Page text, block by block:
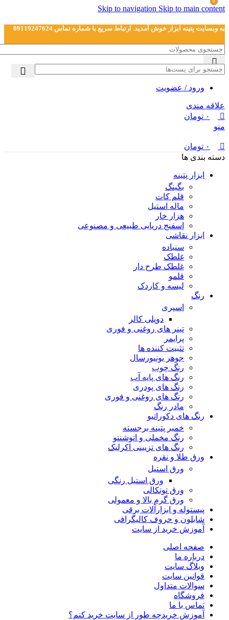
Skip to navigation Skip to main content
به وبسایت پتینه ابزار خوش آمدید. ارتباط سریع با شماره تماس 09119247624
ورود / عضویت
علاقه مندی
0
۰ تومان
منو
0
۰ تومان
دسته بندی ها
ابزار پتینه
بگینگ
قلم کات
ماله استیل
هزار خار
اسفنج دریایی طبیعی و مصنوعی
ابزار نقاشی
سنباده
غلطک
غلطک طرح دار
قلمو
لیسه و کاردک
رنگ
اسپری
دوپلی کالر
تینر های روغنی و فوری
پرایمر
تثبیت کننده ها
جوهر یونیورسال
رنگ چوب
رنگ‌ های پایه آب
رنگ های پودری
رنگ‌ های روغنی و فوری
مادر رنگ
رنگ های دکوراتیو
خمیر پتینه برجسته
رنگ مخملی و اتوشنتو
رنگ های تزیینی اکرلیک
ورق طلا و نقره
ورق استیل
ورق استیل رنگی
ورق توتکالی
ورق گرم بالا و معمولی
پیستوله و ابزارآلات برقی
شابلون و حروف کالیگرافی
آموزش خرید از سایت
صفحه اصلی
درباره ما
وبلاگ سایت
قوانین سایت
سوالات متداول
فروشگاه
تماس با ما
آموزش خریدچه طور از سایت خرید کنم؟
0